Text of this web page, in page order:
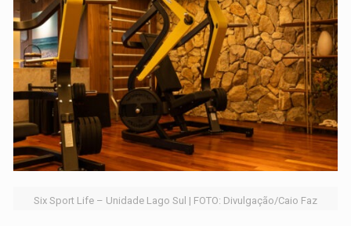
Six Sport Life – Unidade Lago Sul | FOTO: Divulgação/Caio Faz